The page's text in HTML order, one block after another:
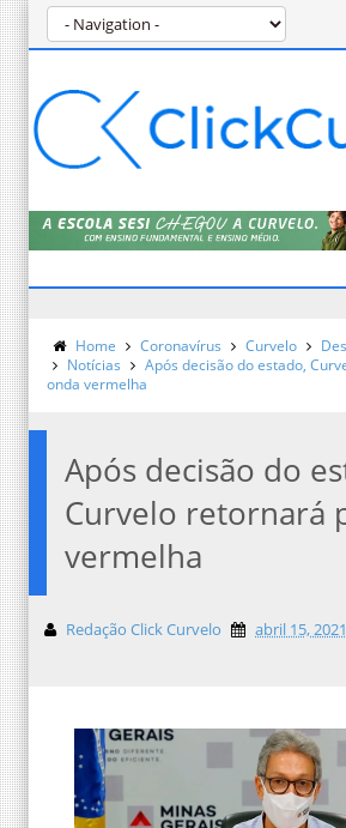
Home Coronavírus Curvelo
Notícias
Após decisão do estado,
onda vermelha
Após decisão do
Curvelo retornará
vermelha
Redação Click Curvelo abril 15, 2021